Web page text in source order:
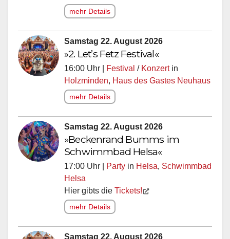
mehr Details
Samstag 22. August 2026
»2. Let’s Fetz Festival«
16:00 Uhr | Festival / Konzertin
Holzminden, Haus des Gastes Neuhaus
mehr Details
Samstag 22. August 2026
»Beckenrand Bumms im
Schwimmbad Helsa«
17:00 Uhr | Party in Helsa, Schwimmbad
Helsa
Hier gibts die Tickets!
mehr Details
Samstag 22. August 2026